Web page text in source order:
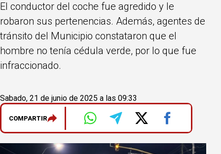
El conductor del coche fue agredido y le
robaron sus pertenencias. Además, agentes de
tránsito del Municipio constataron que el
hombre no tenía cédula verde, por lo que fue
infraccionado.
Sabado, 21 de junio de 2025 a las 09:33
COMPARTIR